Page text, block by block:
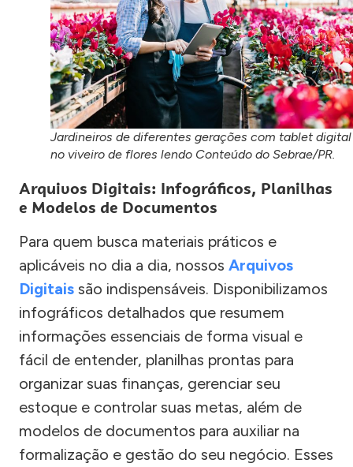
Jardineiros de diferentes gerações com tablet digital
no viveiro de flores lendo Conteúdo do Sebrae/PR.
Arquivos Digitais: Infográficos, Planilhas
e Modelos de Documentos
Para quem busca materiais práticos e
aplicáveis no dia a dia, nossos Arquivos
Digitais são indispensáveis. Disponibilizamos
infográficos detalhados que resumem
informações essenciais de forma visual e
fácil de entender, planilhas prontas para
organizar suas finanças, gerenciar seu
estoque e controlar suas metas, além de
modelos de documentos para auxiliar na
formalização e gestão do seu negócio. Esses